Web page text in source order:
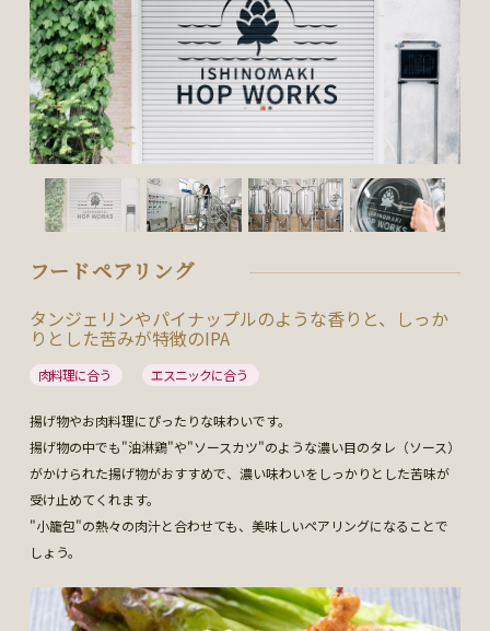
フードペアリング
タンジェリンやパイナップルのような香りと、しっか
りとした苦みが特徴のIPA
肉料理に合う エスニックに合う
揚げ物やお肉料理にぴったりな味わいです。
揚げ物の中でも"油淋鶏"や"ソースカツ"のような濃い目のタレ（ソース）
がかけられた揚げ物がおすすめで、濃い味わいをしっかりとした苦味が
受け止めてくれます。
"小籠包"の熱々の肉汁と合わせても、美味しいペアリングになることで
しょう。